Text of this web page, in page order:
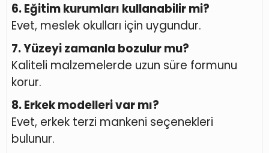
6. Eğitim kurumları kullanabilir mi?
Evet, meslek okulları için uygundur.
7. Yüzeyi zamanla bozulur mu?
Kaliteli malzemelerde uzun süre formunu
korur.
8. Erkek modelleri var mı?
Evet, erkek terzi mankeni seçenekleri
bulunur.